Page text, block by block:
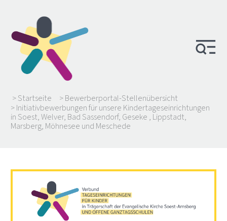
> Startseite
> Bewerberportal-Stellenübersicht
> Initiativbewerbungen für unsere Kindertageseinrichtungen
in Soest, Welver, Bad Sassendorf, Geseke , Lippstadt,
Marsberg, Möhnesee und Meschede